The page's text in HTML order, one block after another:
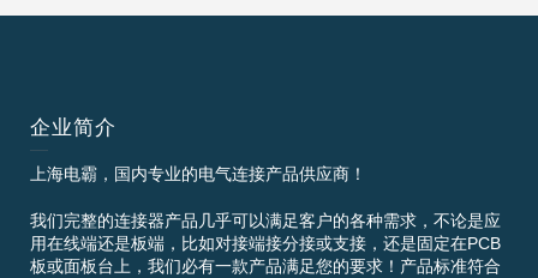
企业简介
上海电霸，国内专业的电气连接产品供应商！
我们完整的连接器产品几乎可以满足客户的各种需求，不论是应
用在线端还是板端，比如对接端接分接或支接，还是固定在PCB
板或面板台上，我们必有一款产品满足您的要求！产品标准符合